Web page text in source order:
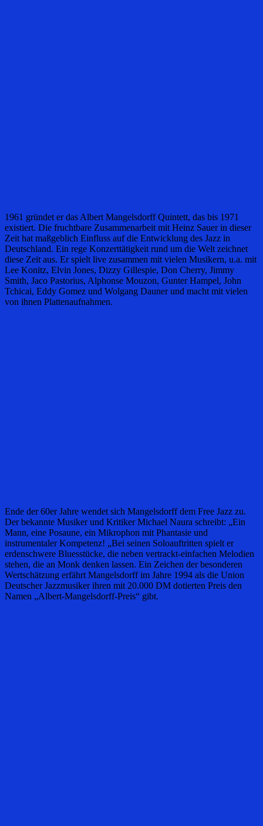
1961 gründet er das Albert Mangelsdorff Quintett, das bis 1971
existiert. Die fruchtbare Zusammenarbeit mit Heinz Sauer in dieser
Zeit hat maßgeblich Einfluss auf die Entwicklung des Jazz in
Deutschland. Ein rege Konzerttätigkeit rund um die Welt zeichnet
diese Zeit aus. Er spielt live zusammen mit vielen Musikern, u.a. mit
Lee Konitz, Elvin Jones, Dizzy Gillespie, Don Cherry, Jimmy
Smith, Jaco Pastorius, Alphonse Mouzon, Gunter Hampel, John
Tchicai, Eddy Gomez und Wolgang Dauner und macht mit vielen
von ihnen Plattenaufnahmen.
Ende der 60er Jahre wendet sich Mangelsdorff dem Free Jazz zu.
Der bekannte Musiker und Kritiker Michael Naura schreibt: „Ein
Mann, eine Posaune, ein Mikrophon mit Phantasie und
instrumentaler Kompetenz! „Bei seinen Soloauftritten spielt er
erdenschwere Bluesstücke, die neben vertrackt-einfachen Melodien
stehen, die an Monk denken lassen. Ein Zeichen der besonderen
Wertschätzung erfährt Mangelsdorff im Jahre 1994 als die Union
Deutscher Jazzmusiker ihren mit 20.000 DM dotierten Preis den
Namen „Albert-Mangelsdorff-Preis“ gibt.